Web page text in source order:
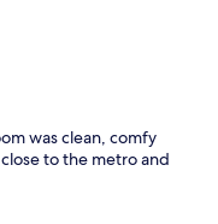
was clean, comfy
to the metro and